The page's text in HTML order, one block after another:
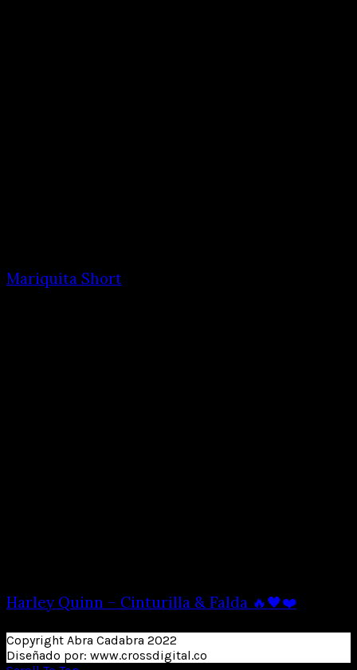
Mariquita Short
Harley Quinn – Cinturilla & Falda 🔥🖤❤️
Copyright Abra Cadabra 2022
Diseñado por: www.crossdigital.co